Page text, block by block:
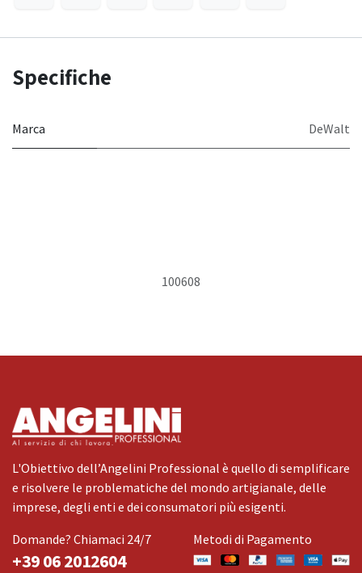
Specifiche
Marca DeWalt
100608
L'Obiettivo dell’Angelini Professional è quello di semplificare
e risolvere le problematiche del mondo artigianale, delle
imprese, degli enti e dei consumatori più esigenti.
Domande? Chiamaci 24/7
+39 06 2012604
Metodi di Pagamento